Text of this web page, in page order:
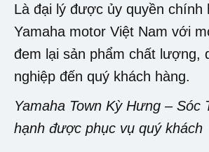
Là đại lý được ủy quyền chính
Yamaha motor Việt Nam với
đem lại sản phẩm chất lượng,
nghiệp đến quý khách hàng.
Yamaha Town Kỳ Hưng – Sóc
hạnh được phục vụ quý khách